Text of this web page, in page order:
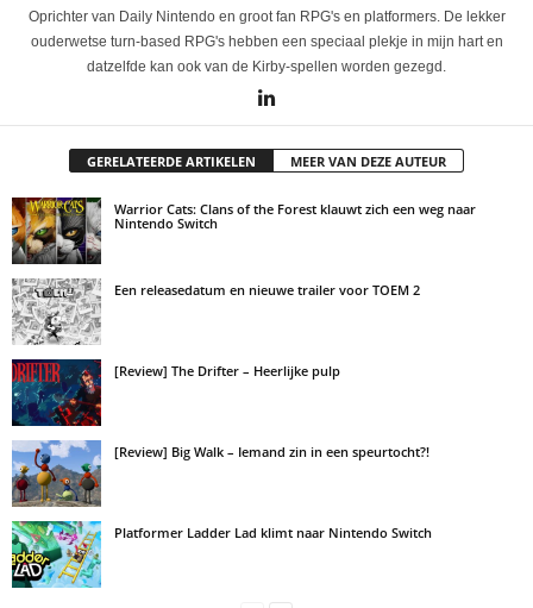
Oprichter van Daily Nintendo en groot fan RPG's en platformers. De lekker
ouderwetse turn-based RPG's hebben een speciaal plekje in mijn hart en
datzelfde kan ook van de Kirby-spellen worden gezegd.
GERELATEERDE ARTIKELEN MEER VAN DEZE AUTEUR
Warrior Cats: Clans of the Forest klauwt zich een weg naar
Nintendo Switch
Een releasedatum en nieuwe trailer voor TOEM 2
[Review] The Drifter – Heerlijke pulp
[Review] Big Walk – Iemand zin in een speurtocht?!
Platformer Ladder Lad klimt naar Nintendo Switch